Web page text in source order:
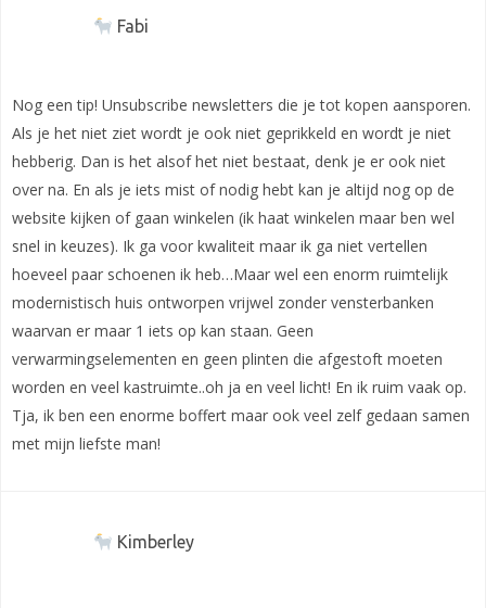
Fabi
Nog een tip! Unsubscribe newsletters die je tot kopen aansporen.
Als je het niet ziet wordt je ook niet geprikkeld en wordt je niet
hebberig. Dan is het alsof het niet bestaat, denk je er ook niet
over na. En als je iets mist of nodig hebt kan je altijd nog op de
website kijken of gaan winkelen (ik haat winkelen maar ben wel
snel in keuzes). Ik ga voor kwaliteit maar ik ga niet vertellen
hoeveel paar schoenen ik heb…Maar wel een enorm ruimtelijk
modernistisch huis ontworpen vrijwel zonder vensterbanken
waarvan er maar 1 iets op kan staan. Geen
verwarmingselementen en geen plinten die afgestoft moeten
worden en veel kastruimte..oh ja en veel licht! En ik ruim vaak op.
Tja, ik ben een enorme boffert maar ook veel zelf gedaan samen
met mijn liefste man!
Kimberley